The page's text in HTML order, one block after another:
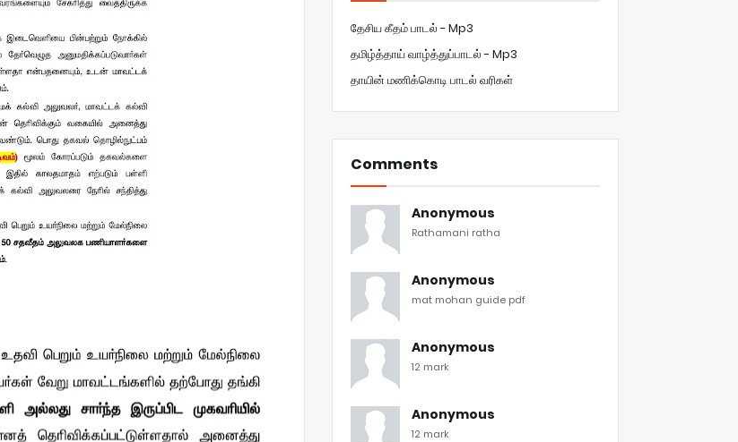
தேசிய கீதம் பாடல் - Mp3
தமிழ்த்தாய் வாழ்த்துப்பாடல் - Mp3
தாயின் மணிக்கொடி பாடல் வரிகள்
Comments
Anonymous
Rathamani ratha
Anonymous
mat mohan guide pdf
Anonymous
12 mark
Anonymous
12 mark